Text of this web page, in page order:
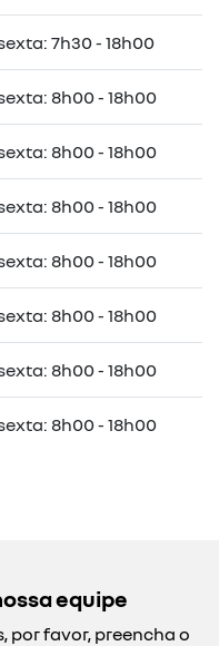
7h30 - 18h00
8h00 - 18h00
8h00 - 18h00
8h00 - 18h00
8h00 - 18h00
8h00 - 18h00
8h00 - 18h00
8h00 - 18h00
equipe
por favor, preencha o